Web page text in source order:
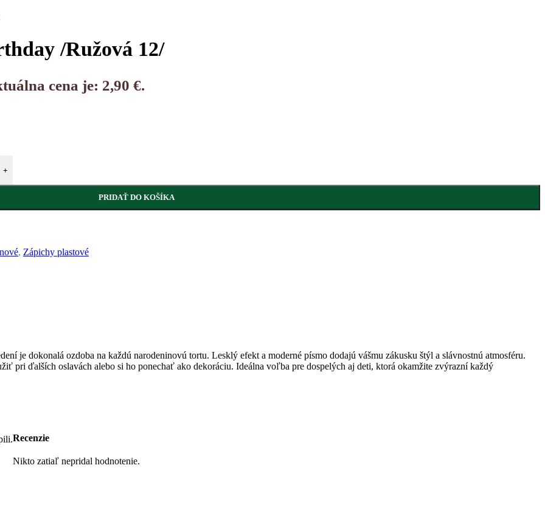
/Ružová 12/
cena je: 2,90 €.
+
PRIDAŤ DO KOŠÍKA
, Zápichy plastové
je dokonalá ozdoba na každú narodeninovú tortu. Lesklý efekt a moderné písmo dodajú vášmu zákusku štýl a slávnostnú atmosféru.
pri ďalších oslavách alebo si ho ponechať ako dekoráciu. Ideálna voľba pre dospelých aj deti, ktorá okamžite zvýrazní každý
Recenzie
Nikto zatiaľ nepridal hodnotenie.